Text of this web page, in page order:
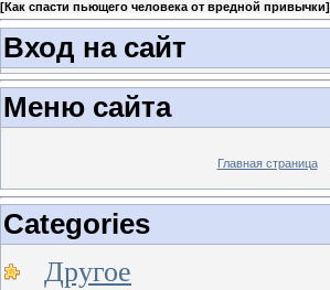
[Как спасти пьющего человека от вредной привычки]
Вход на сайт
Меню сайта
Главная страница
Categories
Другое